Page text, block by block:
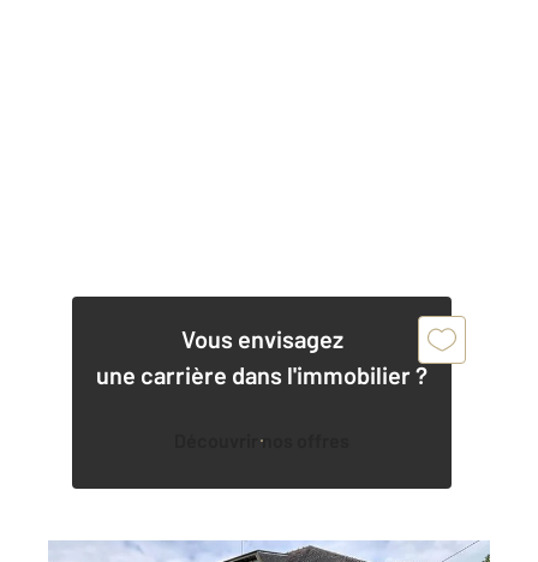
Vous envisagez
une carrière dans l'immobilier ?
Découvrir nos offres